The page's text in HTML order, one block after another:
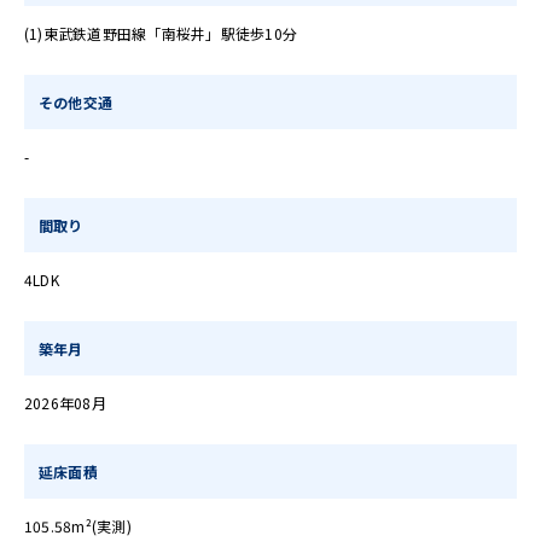
(1)東武鉄道野田線「南桜井」駅徒歩10分
その他交通
-
間取り
4LDK
築年月
2026年08月
延床面積
105.58m²(実測)